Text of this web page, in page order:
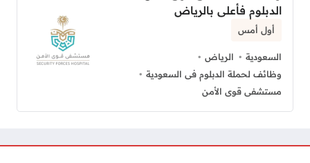
الدبلوم فأعلى بالرياض
أول أمس
السعودية
الرياض
وظائف لحملة الدبلوم فى السعودية
مستشفى قوى الأمن